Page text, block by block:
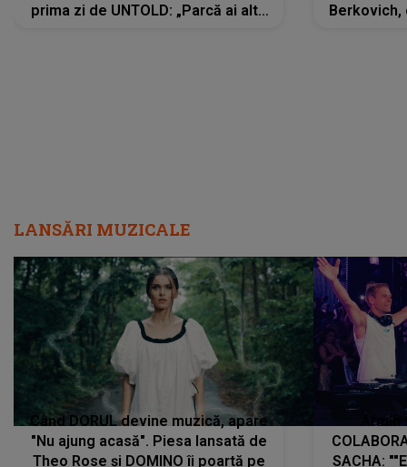
prima zi de UNTOLD: „Parcă ai altă
Berkovich,
LANSĂRI MUZICALE
Când DORUL devine muzică, apare
"Nu ajung acasă". Piesa lansată de
Theo Rose și DOMINO îi poartă pe
SACHA: